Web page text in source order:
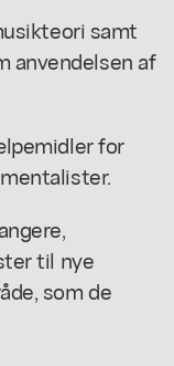
samt
anvendelsen af
for
til nye
som de